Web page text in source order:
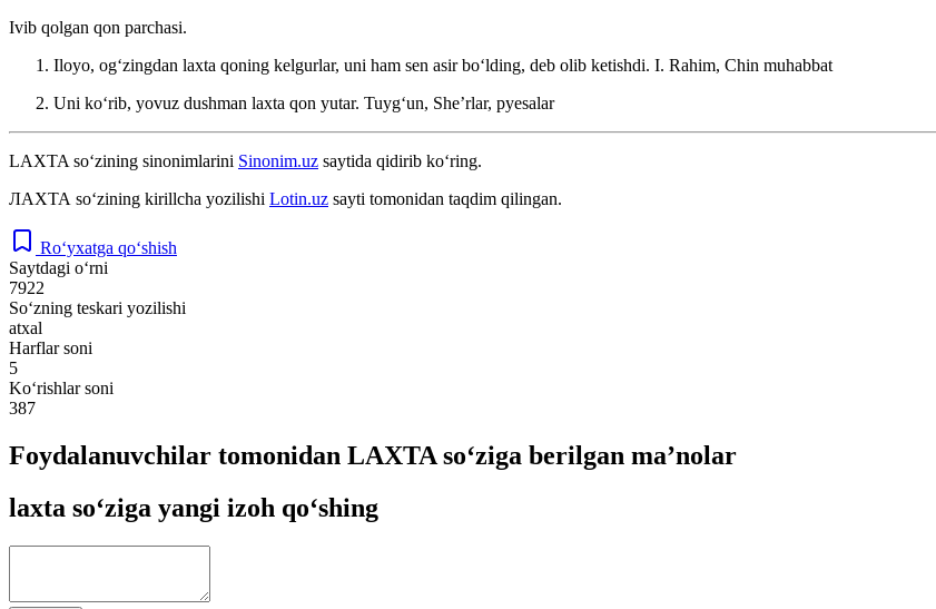
Ivib qolgan qon parchasi.
Iloyo, ogʻzingdan laxta qoning kelgurlar, uni ham sen asir boʻlding, deb olib ketishdi. I. Rahim, Chin muhabbat
Uni koʻrib, yovuz dushman laxta qon yutar. Tuygʻun, Sheʼrlar, pyesalar
LAXTA so‘zining sinonimlarini Sinonim.uz saytida qidirib ko‘ring.
ЛАХТА so‘zining kirillcha yozilishi Lotin.uz sayti tomonidan taqdim qilingan.
Ro‘yxatga qo‘shish
Saytdagi o‘rni
7922
So‘zning teskari yozilishi
atxal
Harflar soni
5
Ko‘rishlar soni
387
Foydalanuvchilar tomonidan LAXTA so‘ziga berilgan ma’nolar
laxta so‘ziga yangi izoh qo‘shing